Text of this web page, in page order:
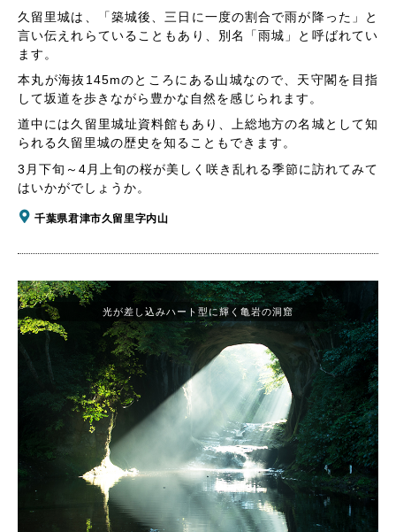
久留里城は、「築城後、三日に一度の割合で雨が降った」と
言い伝えれらていることもあり、別名「雨城」と呼ばれてい
ます。
本丸が海抜145mのところにある山城なので、天守閣を目指
して坂道を歩きながら豊かな自然を感じられます。
道中には久留里城址資料館もあり、上総地方の名城として知
られる久留里城の歴史を知ることもできます。
3月下旬～4月上旬の桜が美しく咲き乱れる季節に訪れてみて
はいかがでしょうか。
千葉県君津市久留里字内山
光が差し込みハート型に輝く亀岩の洞窟